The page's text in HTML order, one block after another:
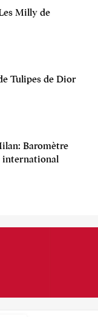
Milly de
Tulipes de Dior
Baromètre
international